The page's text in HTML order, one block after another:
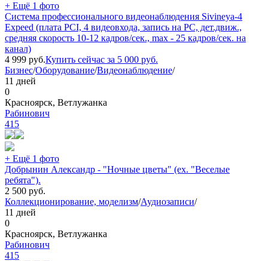
+ Ещё 1 фото
Система профессионального видеонаблюдения Sivineya-4
Expeed (плата PCI, 4 видеовхода, запись на PC, дет.движ.,
средняя скорость 10-12 кадров/сек., max - 25 кадров/сек. на
канал)
4 999 руб.Купить сейчас за 5 000 руб.
Бизнес/Оборудование/Видеонаблюдение/
11 дней
0
Красноярск, Ветлужанка
Рабинович
415
+ Ещё 1 фото
Добрынин Александр - "Ночные цветы" (ех. "Веселые
ребята").
2 500 руб.
Коллекционирование, моделизм/Аудиозаписи/
11 дней
0
Красноярск, Ветлужанка
Рабинович
415